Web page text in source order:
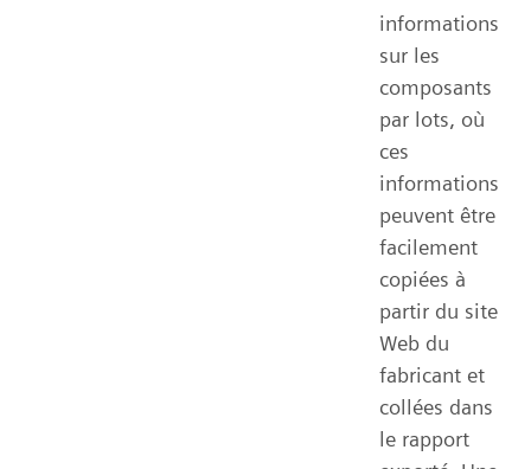
informations
sur les
composants
par lots, où
ces
informations
peuvent être
facilement
copiées à
partir du site
Web du
fabricant et
collées dans
le rapport